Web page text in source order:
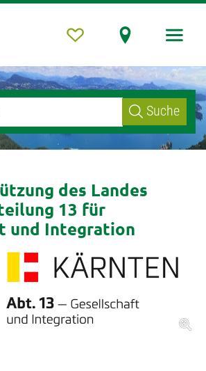
Suche
des Landes
13 für
und Integration